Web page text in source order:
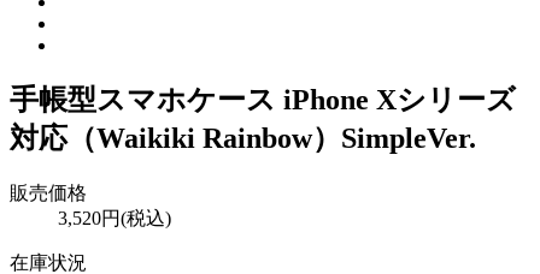
手帳型スマホケース iPhone Xシリーズ
対応（Waikiki Rainbow）SimpleVer.
販売価格
3,520円(税込)
在庫状況